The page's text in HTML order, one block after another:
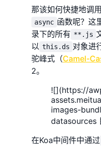
那该如何快捷地调用
async 函数呢？这
录下的所有 **.js
以 this.ds 对象进
驼峰式（Camel-
2。
![](https://
images-
datasources
在Koa中间件中通过